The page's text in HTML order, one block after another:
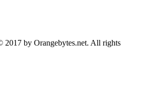
2017 by Orangebytes.net. All rights